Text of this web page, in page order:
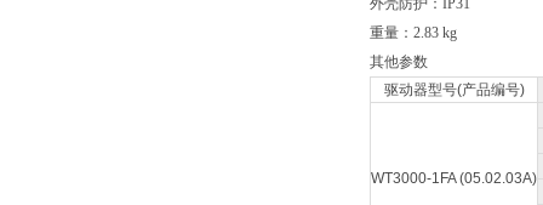
外壳防护：IP31
重量：2.83 kg
其他参数
驱动器型号(产品编号)
WT3000-1FA (05.02.03A)